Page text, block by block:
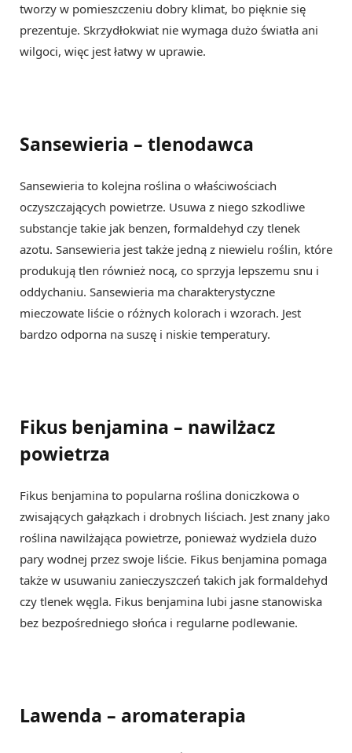
tworzy w pomieszczeniu dobry klimat, bo pięknie się
prezentuje. Skrzydłokwiat nie wymaga dużo światła ani
wilgoci, więc jest łatwy w uprawie.
Sansewieria – tlenodawca
Sansewieria to kolejna roślina o właściwościach
oczyszczających powietrze. Usuwa z niego szkodliwe
substancje takie jak benzen, formaldehyd czy tlenek
azotu. Sansewieria jest także jedną z niewielu roślin, które
produkują tlen również nocą, co sprzyja lepszemu snu i
oddychaniu. Sansewieria ma charakterystyczne
mieczowate liście o różnych kolorach i wzorach. Jest
bardzo odporna na suszę i niskie temperatury.
Fikus benjamina – nawilżacz
powietrza
Fikus benjamina to popularna roślina doniczkowa o
zwisających gałązkach i drobnych liściach. Jest znany jako
roślina nawilżająca powietrze, ponieważ wydziela dużo
pary wodnej przez swoje liście. Fikus benjamina pomaga
także w usuwaniu zanieczyszczeń takich jak formaldehyd
czy tlenek węgla. Fikus benjamina lubi jasne stanowiska
bez bezpośredniego słońca i regularne podlewanie.
Lawenda – aromaterapia